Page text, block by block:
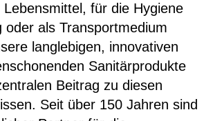
für die Hygiene
oder als Transportmedium
langlebigen, innovativen
Sanitärprodukte
Beitrag zu diesen
Seit über 150 Jahren sind